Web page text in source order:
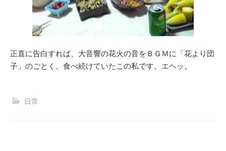
正直に告白すれば、大音響の花火の音をＢＧＭに「花より団
子」のごとく、食べ続けていたこの私です。エヘッ。
日常